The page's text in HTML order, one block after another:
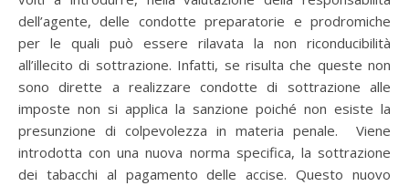
dell’agente, delle condotte preparatorie e prodromiche
per le quali può essere rilavata la non riconducibilità
all’illecito di sottrazione. Infatti, se risulta che queste non
sono dirette a realizzare condotte di sottrazione alle
imposte non si applica la sanzione poiché non esiste la
presunzione di colpevolezza in materia penale. Viene
introdotta con una nuova norma specifica, la sottrazione
dei tabacchi al pagamento delle accise. Questo nuovo